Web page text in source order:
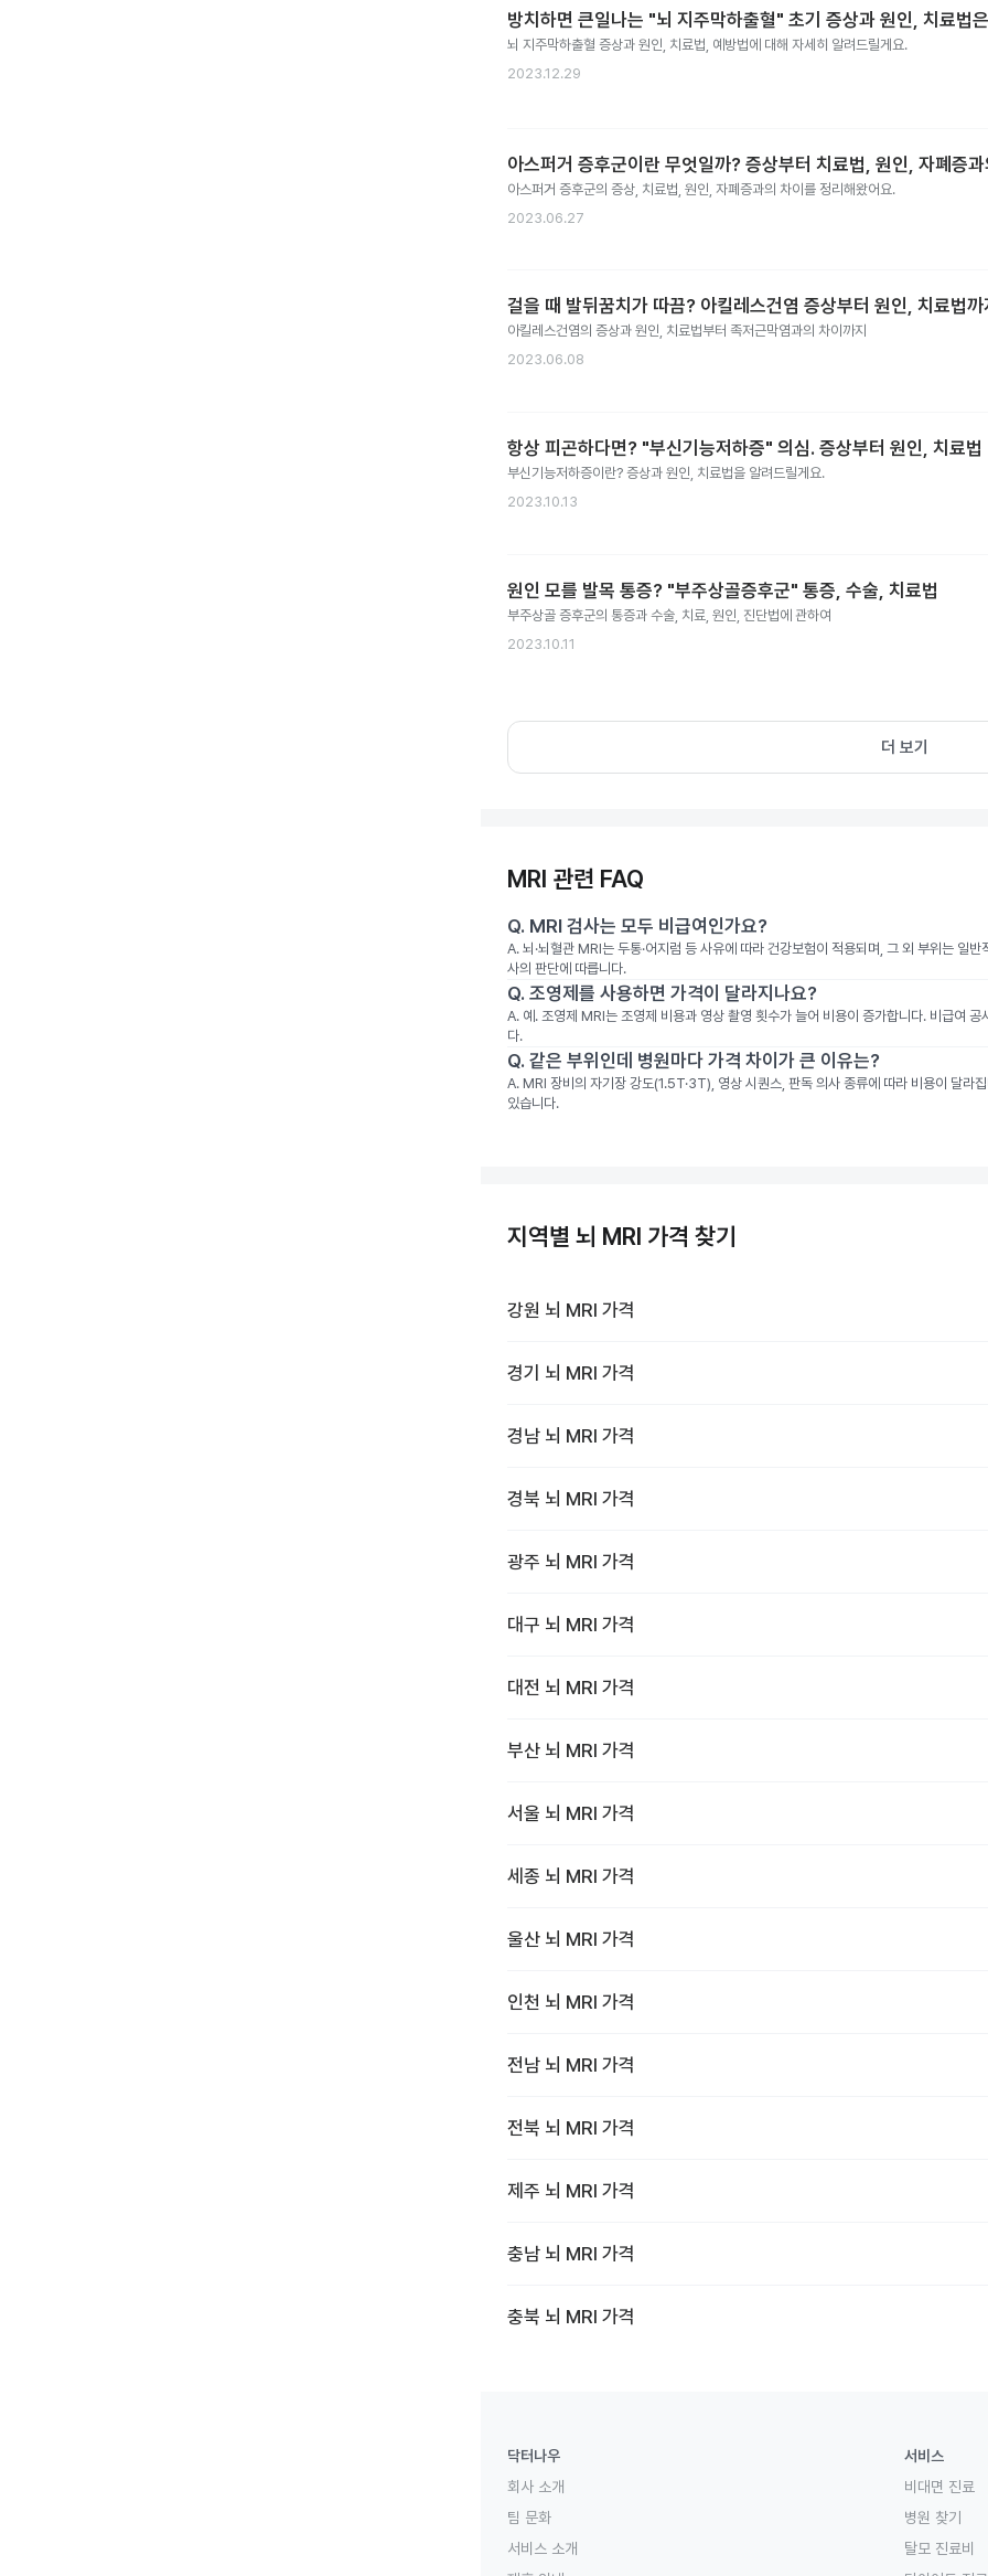
방치하면 큰일나는 "뇌 지주막하출혈" 초기 증상과 원인, 치료법
뇌 지주막하출혈 증상과 원인, 치료법, 예방법에 대해 자세히 알려드릴게요.
2023.12.29
아스퍼거 증후군이란 무엇일까? 증상부터 치료법, 원인, 자폐증과
아스퍼거 증후군의 증상, 치료법, 원인, 자폐증과의 차이를 정리해왔어요.
2023.06.27
걸을 때 발뒤꿈치가 따끔? 아킬레스건염 증상부터 원인, 치료법까
아킬레스건염의 증상과 원인, 치료법부터 족저근막염과의 차이까지
2023.06.08
항상 피곤하다면? "부신기능저하증" 의심. 증상부터 원인, 치료법
부신기능저하증이란? 증상과 원인, 치료법을 알려드릴게요.
2023.10.13
원인 모를 발목 통증? "부주상골증후군" 통증, 수술, 치료법
부주상골 증후군의 통증과 수술, 치료, 원인, 진단법에 관하여
2023.10.11
더 보기
MRI 관련 FAQ
Q. MRI 검사는 모두 비급여인가요?
A. 뇌·뇌혈관 MRI는 두통·어지럼 등 사유에 따라 건강보험이 적용되며, 그 외 부위는 일
사의 판단에 따릅니다.
Q. 조영제를 사용하면 가격이 달라지나요?
A. 예. 조영제 MRI는 조영제 비용과 영상 촬영 횟수가 늘어 비용이 증가합니다. 비급여
다.
Q. 같은 부위인데 병원마다 가격 차이가 큰 이유는?
A. MRI 장비의 자기장 강도(1.5T·3T), 영상 시퀀스, 판독 의사 종류에 따라 비용이 달라
있습니다.
지역별 뇌 MRI 가격 찾기
강원 뇌 MRI 가격
경기 뇌 MRI 가격
경남 뇌 MRI 가격
경북 뇌 MRI 가격
광주 뇌 MRI 가격
대구 뇌 MRI 가격
대전 뇌 MRI 가격
부산 뇌 MRI 가격
서울 뇌 MRI 가격
세종 뇌 MRI 가격
울산 뇌 MRI 가격
인천 뇌 MRI 가격
전남 뇌 MRI 가격
전북 뇌 MRI 가격
제주 뇌 MRI 가격
충남 뇌 MRI 가격
충북 뇌 MRI 가격
닥터나우
회사 소개
팀 문화
서비스 소개
서비스
비대면 진료
병원 찾기
탈모 진료비